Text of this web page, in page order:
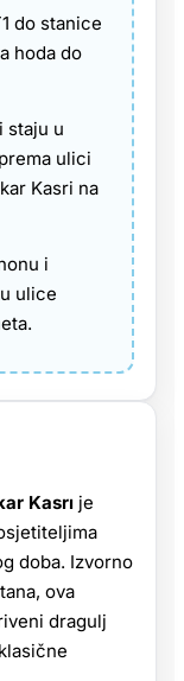
do stanice
hoda do
staju u
ulici
Kasri na
i
ulice
Kasrı je
doba. Izvorno
ova
dragulj